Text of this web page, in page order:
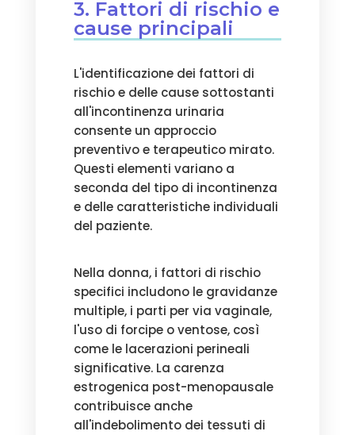
3. Fattori di rischio e
cause principali
L'identificazione dei fattori di
rischio e delle cause sottostanti
all'incontinenza urinaria
consente un approccio
preventivo e terapeutico mirato.
Questi elementi variano a
seconda del tipo di incontinenza
e delle caratteristiche individuali
del paziente.
Nella donna, i fattori di rischio
specifici includono le gravidanze
multiple, i parti per via vaginale,
l'uso di forcipe o ventose, così
come le lacerazioni perineali
significative. La carenza
estrogenica post-menopausale
contribuisce anche
all'indebolimento dei tessuti di